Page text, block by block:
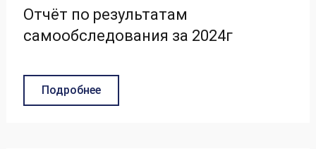
Отчёт по результатам
самообследования за 2024г
Подробнее